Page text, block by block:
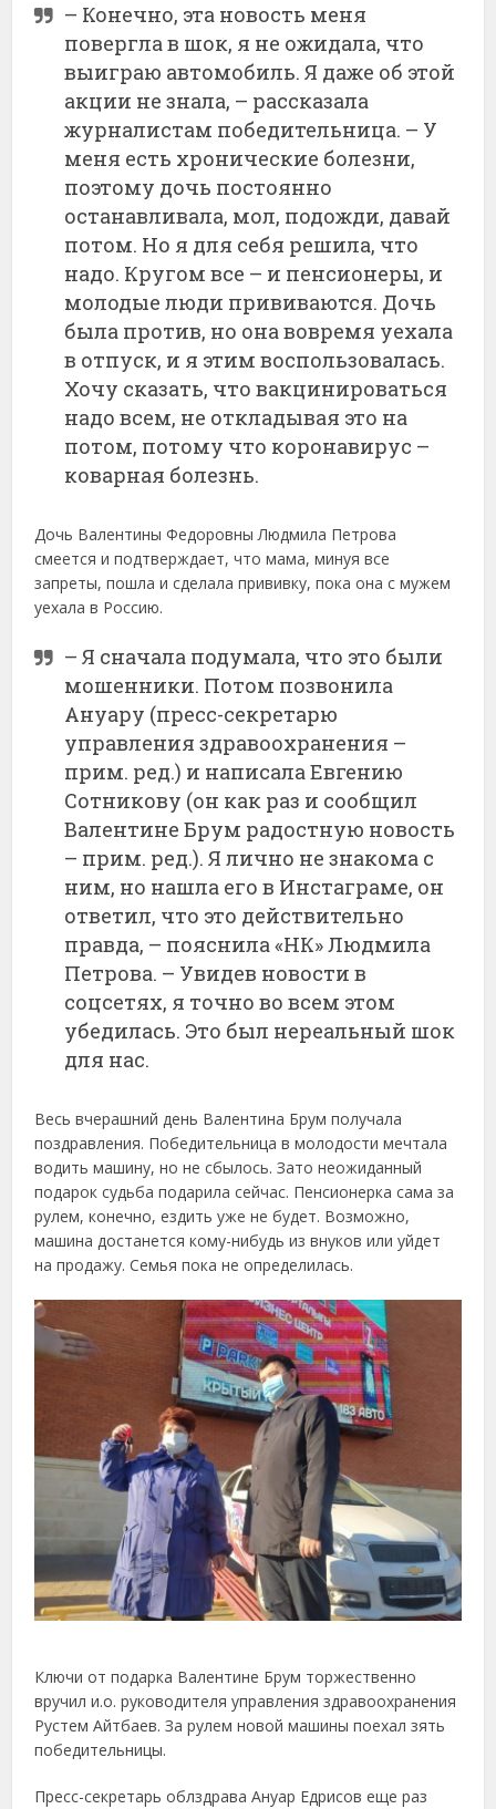
– Конечно, эта новость меня
повергла в шок, я не ожидала, что
выиграю автомобиль. Я даже об этой
акции не знала, – рассказала
журналистам победительница. – У
меня есть хронические болезни,
поэтому дочь постоянно
останавливала, мол, подожди, давай
потом. Но я для себя решила, что
надо. Кругом все – и пенсионеры, и
молодые люди прививаются. Дочь
была против, но она вовремя уехала
в отпуск, и я этим воспользовалась.
Хочу сказать, что вакцинироваться
надо всем, не откладывая это на
потом, потому что коронавирус –
коварная болезнь.
Дочь Валентины Федоровны Людмила Петрова
смеется и подтверждает, что мама, минуя все
запреты, пошла и сделала прививку, пока она с мужем
уехала в Россию.
– Я сначала подумала, что это были
мошенники. Потом позвонила
Ануару (пресс-секретарю
управления здравоохранения –
прим. ред.) и написала Евгению
Сотникову (он как раз и сообщил
Валентине Брум радостную новость
– прим. ред.). Я лично не знакома с
ним, но нашла его в Инстаграме, он
ответил, что это действительно
правда, – пояснила «НК» Людмила
Петрова. – Увидев новости в
соцсетях, я точно во всем этом
убедилась. Это был нереальный шок
для нас.
Весь вчерашний день Валентина Брум получала
поздравления. Победительница в молодости мечтала
водить машину, но не сбылось. Зато неожиданный
подарок судьба подарила сейчас. Пенсионерка сама за
рулем, конечно, ездить уже не будет. Возможно,
машина достанется кому-нибудь из внуков или уйдет
на продажу. Семья пока не определилась.
Ключи от подарка Валентине Брум торжественно
вручил и.о. руководителя управления здравоохранения
Рустем Айтбаев. За рулем новой машины поехал зять
победительницы.
Пресс-секретарь облздрава Ануар Едрисов еще раз